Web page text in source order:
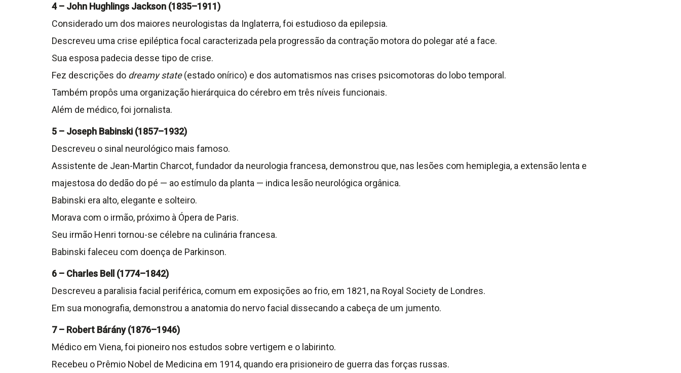
4 – John Hughlings Jackson (1835–1911)
Considerado um dos maiores neurologistas da Inglaterra, foi estudioso da epilepsia.
Descreveu uma crise epiléptica focal caracterizada pela progressão da contração motora do polegar até a face.
Sua esposa padecia desse tipo de crise.
Fez descrições do dreamy state(estado onírico) e dos automatismos nas crises psicomotoras do lobo temporal.
Também propôs uma organização hierárquica do cérebro em três níveis funcionais.
Além de médico, foi jornalista.
5 – Joseph Babinski (1857–1932)
Descreveu o sinal neurológico mais famoso.
Assistente de Jean-Martin Charcot, fundador da neurologia francesa, demonstrou que, nas lesões com hemiplegia, a extensão lenta e
majestosa do dedão do pé — ao estímulo da planta — indica lesão neurológica orgânica.
Babinski era alto, elegante e solteiro.
Morava com o irmão, próximo à Ópera de Paris.
Seu irmão Henri tornou-se célebre na culinária francesa.
Babinski faleceu com doença de Parkinson.
6 – Charles Bell (1774–1842)
Descreveu a paralisia facial periférica, comum em exposições ao frio, em 1821, na Royal Society de Londres.
Em sua monografia, demonstrou a anatomia do nervo facial dissecando a cabeça de um jumento.
7 – Robert Bárány (1876–1946)
Médico em Viena, foi pioneiro nos estudos sobre vertigem e o labirinto.
Recebeu o Prêmio Nobel de Medicina em 1914, quando era prisioneiro de guerra das forças russas.